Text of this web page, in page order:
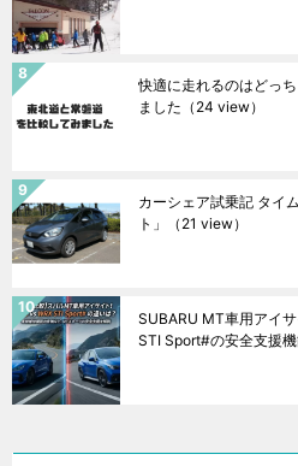
快適に走れるのはどっ
ました （24 view）
カーシェア試乗記 タイ
ト」
（21 view）
SUBARU MT車用アイ
STI Sport#の安全支援